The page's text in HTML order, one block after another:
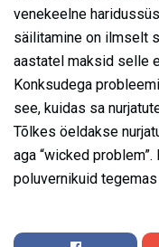
venekeelne
säilitamine on ilmselt
aastatel maksid selle
Konksudega
see, kuidas sa
Tõlkes öeldakse
aga “wicked
poluvernikuid